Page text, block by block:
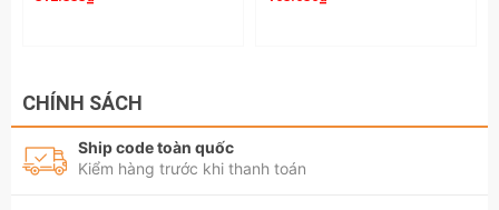
CHÍNH SÁCH
Ship code toàn quốc
Kiểm hàng trước khi thanh toán